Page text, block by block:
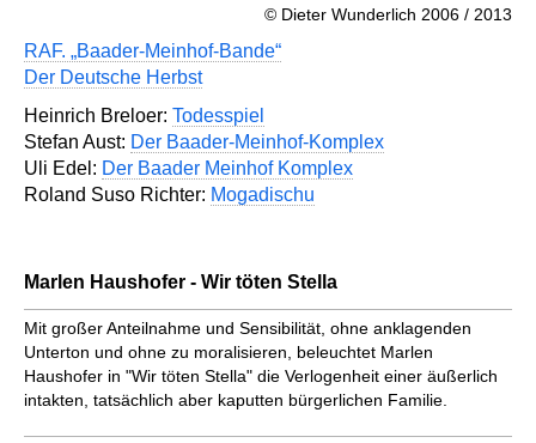
© Dieter Wunderlich 2006 / 2013
RAF. „Baader-Meinhof-Bande“
Der Deutsche Herbst
Heinrich Breloer: Todesspiel
Stefan Aust: Der Baader-Meinhof-Komplex
Uli Edel: Der Baader Meinhof Komplex
Roland Suso Richter: Mogadischu
Marlen Haushofer - Wir töten Stella
Mit großer Anteilnahme und Sensibilität, ohne anklagenden
Unterton und ohne zu moralisieren, beleuchtet Marlen
Haushofer in "Wir töten Stella" die Verlogenheit einer äußerlich
intakten, tatsächlich aber kaputten bürgerlichen Familie.